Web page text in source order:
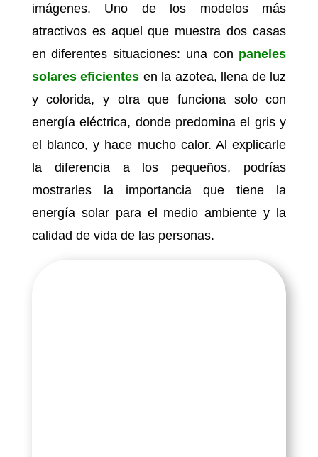
imágenes. Uno de los modelos más
atractivos es aquel que muestra dos casas
en diferentes situaciones: una con paneles
solares eficientes en la azotea, llena de luz
y colorida, y otra que funciona solo con
energía eléctrica, donde predomina el gris y
el blanco, y hace mucho calor. Al explicarle
la diferencia a los pequeños, podrías
mostrarles la importancia que tiene la
energía solar para el medio ambiente y la
calidad de vida de las personas.